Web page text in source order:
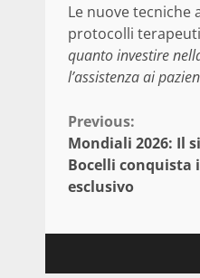
Le nuove tecniche
protocolli
quanto investire
l’assistenza ai
Continue
Reading
Previous:
Mondiali 2026: Il
Bocelli conquista
esclusivo